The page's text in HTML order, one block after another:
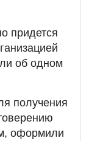
придется
об одном
получения
оформили